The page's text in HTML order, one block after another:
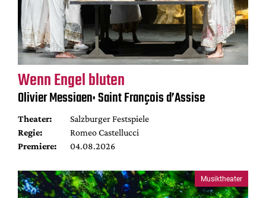
Wenn Engel bluten
Olivier Messiaen: Saint François d’Assise
Theater:
Salzburger Festspiele
Regie:
Romeo Castellucci
Premiere:
04.08.2026
Musiktheater